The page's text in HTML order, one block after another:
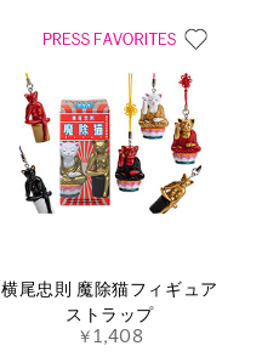
横尾忠則 魔除猫フィギュア
ストラップ
￥1,408